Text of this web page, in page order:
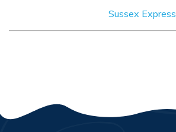
Sussex Express